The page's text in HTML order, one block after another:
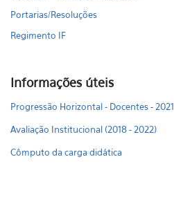
Portarias/Resoluções
Regimento IF
Informações úteis
Progressão Horizontal - Docentes - 2021
Avaliação Institucional (2018 - 2022)
Cômputo da carga didática